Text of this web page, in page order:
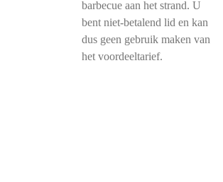
barbecue aan het strand. U
bent niet-betalend lid en kan
dus geen gebruik maken van
het voordeeltarief.